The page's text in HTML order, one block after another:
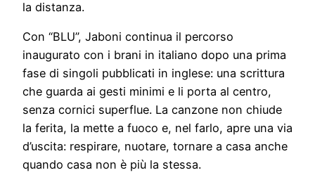
la distanza.
Con “BLU”, Jaboni continua il percorso
inaugurato con i brani in italiano dopo una prima
fase di singoli pubblicati in inglese: una scrittura
che guarda ai gesti minimi e li porta al centro,
senza cornici superflue. La canzone non chiude
la ferita, la mette a fuoco e, nel farlo, apre una via
d’uscita: respirare, nuotare, tornare a casa anche
quando casa non è più la stessa.